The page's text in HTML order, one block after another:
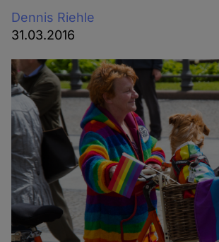
Dennis Riehle
31.03.2016